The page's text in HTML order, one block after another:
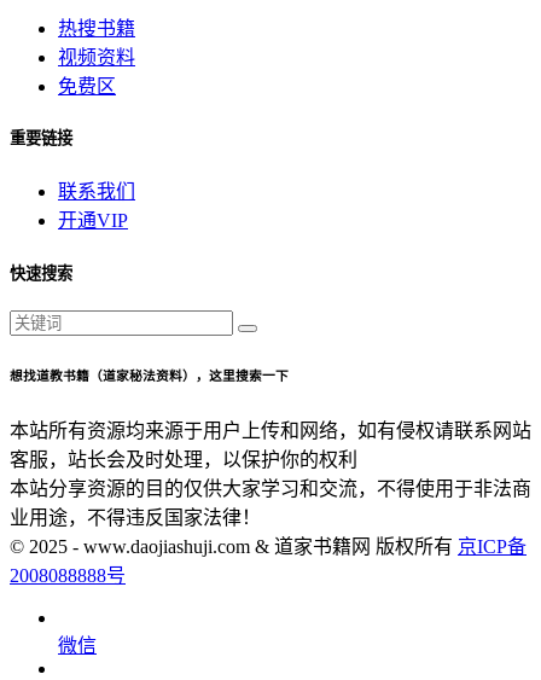
热搜书籍
视频资料
免费区
重要链接
联系我们
开通VIP
快速搜索
想找道教书籍（道家秘法资料），这里搜索一下
本站所有资源均来源于用户上传和网络，如有侵权请联系网站
客服，站长会及时处理，以保护你的权利
本站分享资源的目的仅供大家学习和交流，不得使用于非法商
业用途，不得违反国家法律！
© 2025 - www.daojiashuji.com & 道家书籍网 版权所有 京ICP备
2008088888号
微信